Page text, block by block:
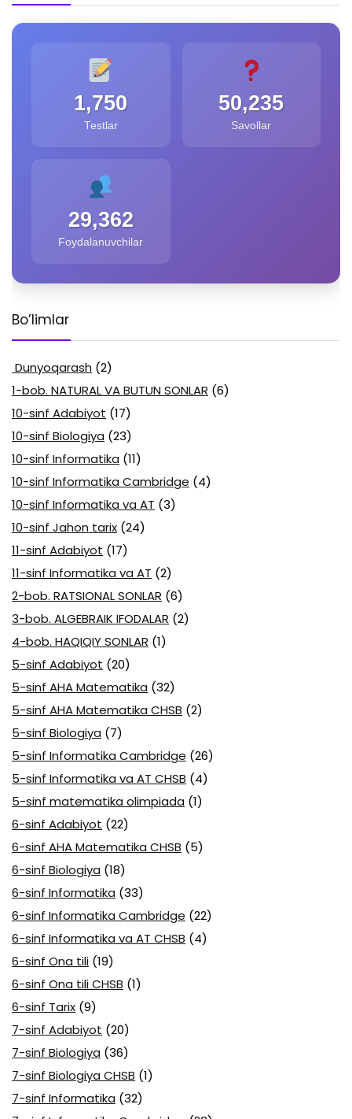
1,750
Testlar
50,235
Savollar
29,362
Foydalanuvchilar
Bo’limlar
Dunyoqarash (2)
1-bob. NATURAL VA BUTUN SONLAR (6)
10-sinf Adabiyot (17)
10-sinf Biologiya (23)
10-sinf Informatika (11)
10-sinf Informatika Cambridge (4)
10-sinf Informatika va AT (3)
10-sinf Jahon tarix (24)
11-sinf Adabiyot (17)
11-sinf Informatika va AT (2)
2-bob. RATSIONAL SONLAR (6)
3-bob. ALGEBRAIK IFODALAR (2)
4-bob. HAQIQIY SONLAR (1)
5-sinf Adabiyot (20)
5-sinf AHA Matematika (32)
5-sinf AHA Matematika CHSB (2)
5-sinf Biologiya (7)
5-sinf Informatika Cambridge (26)
5-sinf Informatika va AT CHSB (4)
5-sinf matematika olimpiada (1)
6-sinf Adabiyot (22)
6-sinf AHA Matematika CHSB (5)
6-sinf Biologiya (18)
6-sinf Informatika (33)
6-sinf Informatika Cambridge (22)
6-sinf Informatika va AT CHSB (4)
6-sinf Ona tili (19)
6-sinf Ona tili CHSB (1)
6-sinf Tarix (9)
7-sinf Adabiyot (20)
7-sinf Biologiya (36)
7-sinf Biologiya CHSB (1)
7-sinf Informatika (32)